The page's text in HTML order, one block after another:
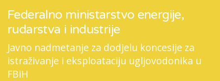
Federalno ministarstvo energije,
rudarstva i industrije
Javno nadmetanje za dodjelu koncesije za
istraživanje i eksploataciju ugljovodonika u
FBiH